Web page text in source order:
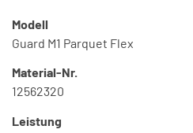
Modell
Guard M1 Parquet Flex
Material-Nr.
12562320
Leistung